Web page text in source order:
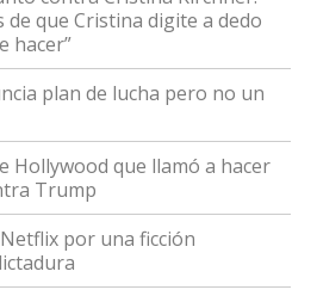
de que Cristina digite a dedo
hacer”
plan de lucha pero no un
Hollywood que llamó a hacer
Trump
por una ficción